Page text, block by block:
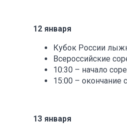
12 января
Кубок России
Всероссийские
10:30 – начало
15:00 – окончание
13 января